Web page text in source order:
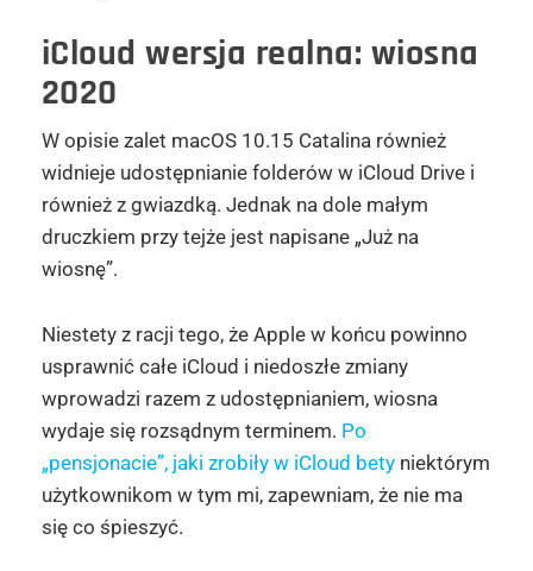
iCloud wersja realna: wiosna
2020
W opisie zalet macOS 10.15 Catalina również
widnieje udostępnianie folderów w iCloud Drive i
również z gwiazdką. Jednak na dole małym
druczkiem przy tejże jest napisane „Już na
wiosnę”.
Niestety z racji tego, że Apple w końcu powinno
usprawnić całe iCloud i niedoszłe zmiany
wprowadzi razem z udostępnianiem, wiosna
wydaje się rozsądnym terminem. Po
„pensjonacie”, jaki zrobiły w iCloud betyniektórym
użytkownikom w tym mi, zapewniam, że nie ma
się co śpieszyć.